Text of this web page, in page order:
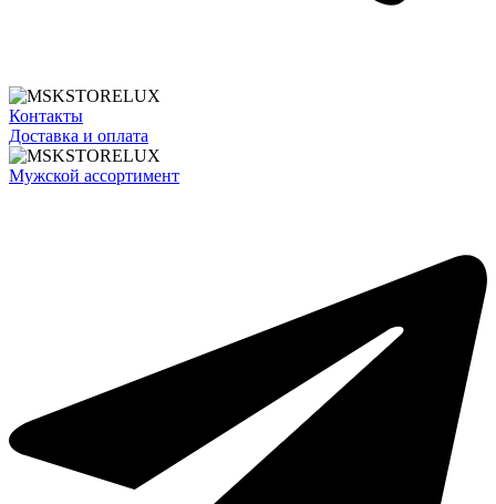
Контакты
Доставка и оплата
Мужской ассортимент